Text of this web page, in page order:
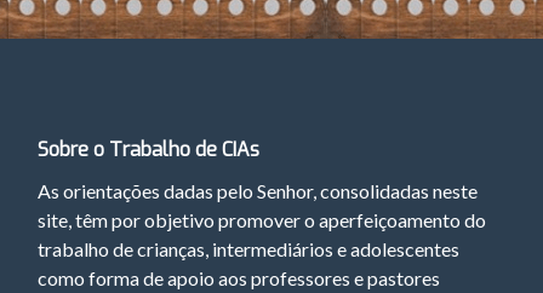
Sobre o Trabalho de CIAs
As orientações dadas pelo Senhor, consolidadas neste
site, têm por objetivo promover o aperfeiçoamento do
trabalho de crianças, intermediários e adolescentes
como forma de apoio aos professores e pastores